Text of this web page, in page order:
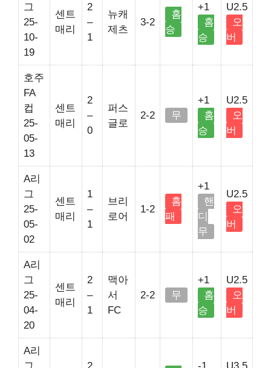
그
25-
10-
19
센트
매리
2
–
1
뉴캐
제츠
3-2
홈
승
+1
홈
승
U2.5
오
버
호주
FA
컵
25-
05-
13
센트
매리
2
–
0
퍼스
글로
2-2 무
+1
홈
승
U2.5
오
버
A리
그
25-
05-
02
센트
매리
1
–
1
브리
로어
1-2
홈
패
+1
핸
디
무
U2.5
오
버
A리
그
25-
04-
20
센트
매리
2
–
1
맥아
서
FC
2-2 무
+1
홈
승
U2.5
오
버
A리